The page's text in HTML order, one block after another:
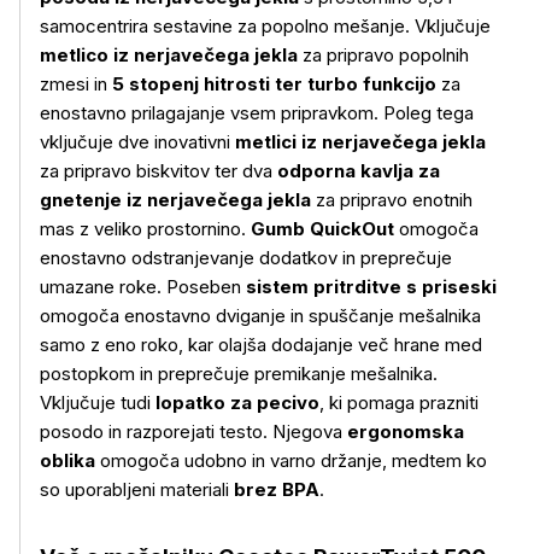
Več o izdelku
samocentrira sestavine za popolno mešanje. Vključuje
metlico iz nerjavečega jekla za pripravo popolnih
zmesi in 5 stopenj hitrosti ter turbo funkcijo za
enostavno prilagajanje vsem pripravkom. Poleg tega
vključuje dve inovativni metlici iz nerjavečega jekla
za pripravo biskvitov ter dva odporna kavlja za
gnetenje iz nerjavečega jekla za pripravo enotnih
mas z veliko prostornino. Gumb QuickOut omogoča
enostavno odstranjevanje dodatkov in preprečuje
umazane roke. Poseben sistem pritrditve s priseski
omogoča enostavno dviganje in spuščanje mešalnika
samo z eno roko, kar olajša dodajanje več hrane med
postopkom in preprečuje premikanje mešalnika.
Vključuje tudi lopatko za pecivo, ki pomaga prazniti
posodo in razporejati testo. Njegova ergonomska
oblika omogoča udobno in varno držanje, medtem ko
so uporabljeni materiali brez BPA.